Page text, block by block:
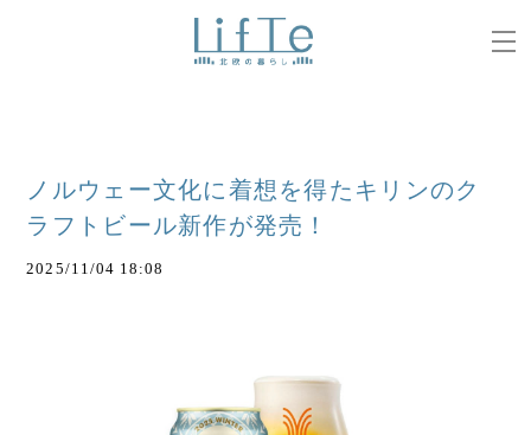
ノルウェー文化に着想を得たキリンのク
ラフトビール新作が発売！
2025/11/04 18:08